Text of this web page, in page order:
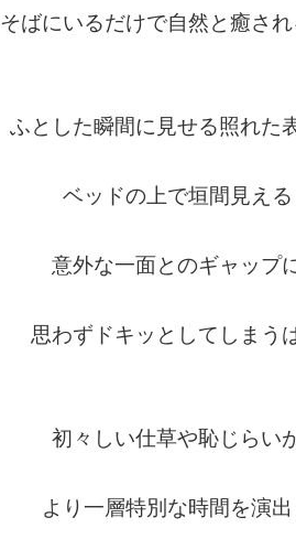
そばにいるだけで自然と癒さ
ふとした瞬間に見せる照れた
ベッドの上で垣間見える
意外な一面とのギャップ
思わずドキッとしてしまう
初々しい仕草や恥じらい
より一層特別な時間を演出